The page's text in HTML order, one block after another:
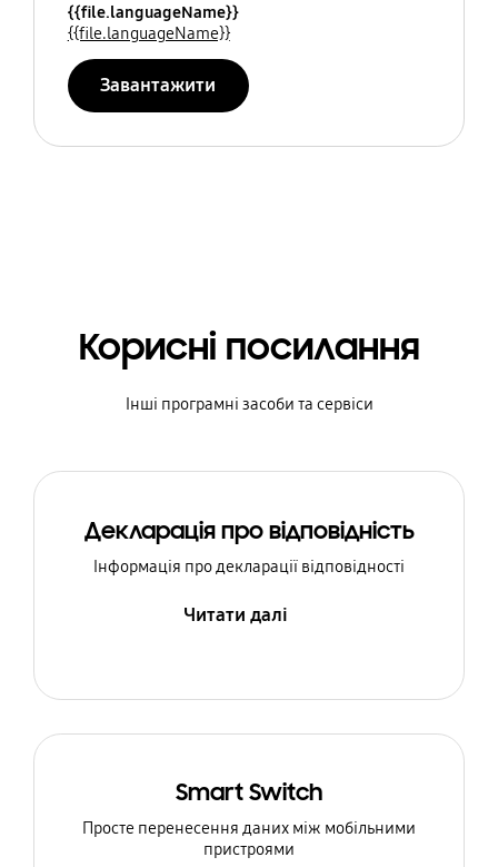
{{file.languageName}}
{{file.languageName}}
Завантажити
Корисні посилання
Інші програмні засоби та сервіси
Декларація про відповідність
Інформація про декларації відповідності
Читати далі
Smart Switch
Просте перенесення даних між мобільними
пристроями